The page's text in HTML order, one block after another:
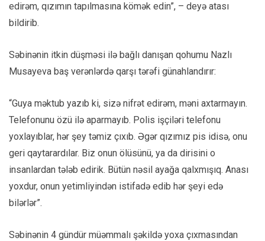
edirəm, qızımın tapılmasına kömək edin”, – deyə atası
bildirib.
Səbinənin itkin düşməsi ilə bağlı danışan qohumu Nazlı
Musayeva baş verənlərdə qarşı tərəfi günahlandırır:
“Guya məktub yazıb ki, sizə nifrət edirəm, məni axtarmayın.
Telefonunu özü ilə aparmayıb. Polis işçiləri telefonu
yoxlayıblar, hər şey təmiz çıxıb. Əgər qızımız pis idisə, onu
geri qaytarardılar. Biz onun ölüsünü, ya da dirisini o
insanlardan tələb edirik. Bütün nəsil ayağa qalxmışıq. Anası
yoxdur, onun yetimliyindən istifadə edib hər şeyi edə
bilərlər”.
Səbinənin 4 gündür müəmmalı şəkildə yoxa çıxmasından